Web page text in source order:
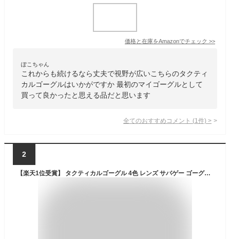
価格と在庫をAmazonでチェック >>
ぽこちゃん
これからも続けるなら丈夫で視野が広いこちらのタクティ
カルゴーグルはいかがですか 最初のマイゴーグルとして
買って良かったと思える品だと思います
全てのおすすめコメント (1 件) >
2
【楽天1位受賞】 タクティカルゴーグル 4色 レンズ サバゲー ゴーグル シューティンググラス 保護メガネ ゲーミング サバゲーゴーグル サバゲー ゴーグル タクティカル ボレー ゴーグル サバチ バイク エアガン 送料無料